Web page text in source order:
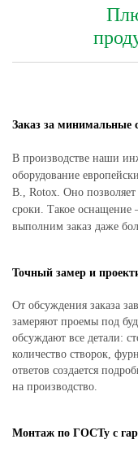
Заказ за минимальные
В производстве наши
оборудование
B., Rotox. Оно позволяет
сроки. Такое оснащение
выполним заказ даже
Точный замер и
От обсуждения заказа
замеряют проемы под
обсуждают все детали:
количество створок,
ответов создается
на производство.
Монтаж по ГОСТу с